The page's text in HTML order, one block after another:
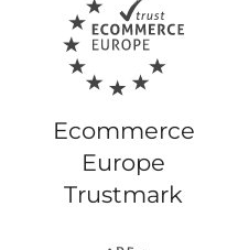
Ecommerce
Europe
Trustmark